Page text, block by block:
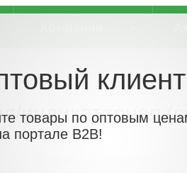
- Компоненты светосигнальной арматуры
индикаторная
товары по оптовым
портале B2B!